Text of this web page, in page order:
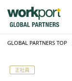
GLOBAL PARTNERS TOP
正社員